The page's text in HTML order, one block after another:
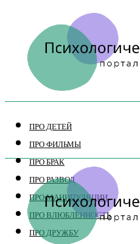
ПРО ДЕТЕЙ
ПРО ФИЛЬМЫ
ПРО БРАК
ПРО РАЗВОД
ПРО МАНИПУЛЯЦИИ
ПРО ВЛЮБЛЕННОСТЬ
ПРО ДРУЖБУ